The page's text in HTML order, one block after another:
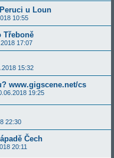
u Loun
10:55
Třeboně
17:07
15:32
www.gigscene.net/cs
19:25
22:30
Čech
20:11